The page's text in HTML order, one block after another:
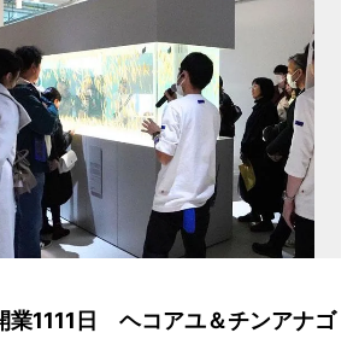
業1111日 ヘコアユ＆チンアナゴ